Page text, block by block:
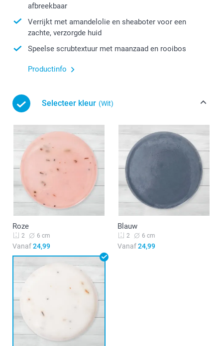
afbreekbaar
Verrijkt met amandelolie en sheaboter voor een
zachte, verzorgde huid
Speelse scrubtextuur met maanzaad en rooibos
Productinfo
Selecteer kleur (Wit)
Roze
2 6 cm
Vanaf24,99
Blauw
2 6 cm
Vanaf24,99